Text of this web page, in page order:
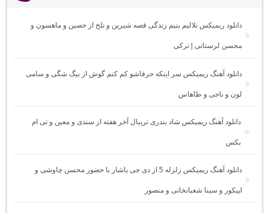
دانلود ریمیکس بلالیم بنیم زندگی قصه شیرین و تلخ از حصین و ماهسون و
محسن لرستانی | ترکی
دانلود آهنگ ریمیکس سر اینکه حرفاشو کم کنم گوش از بیگ شگی و سامی
لون و ناجی و طاهاس
دانلود آهنگ ریمیکس شاد بندری تریبال آخر هفته از سندی و معین و تی ام
بکس
دانلود آهنگ ریمیکس زلزله 5 از دی جی یاشار با حضور محسن چاوشی و
اپیکور و سینا شعبانخانی و منصور